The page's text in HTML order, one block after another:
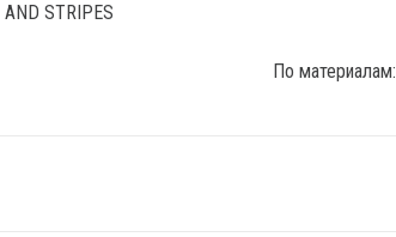
STRIPES
По материалам: